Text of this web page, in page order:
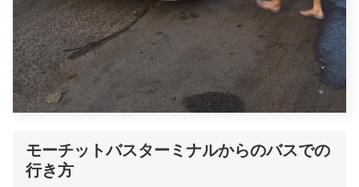
モーチットバスターミナルからのバスでの
行き方